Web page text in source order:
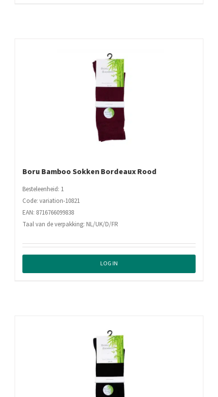
Boru Bamboo Sokken Bordeaux Rood
Besteleenheid: 1
Code: variation-10821
EAN: 8716766099838
Taal van de verpakking: NL/UK/D/FR
LOG IN